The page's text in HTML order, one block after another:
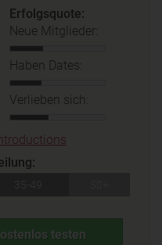
Erfolgsquote:
Neue Mitglieder:
Haben Dates:
Verlieben sich:
testen